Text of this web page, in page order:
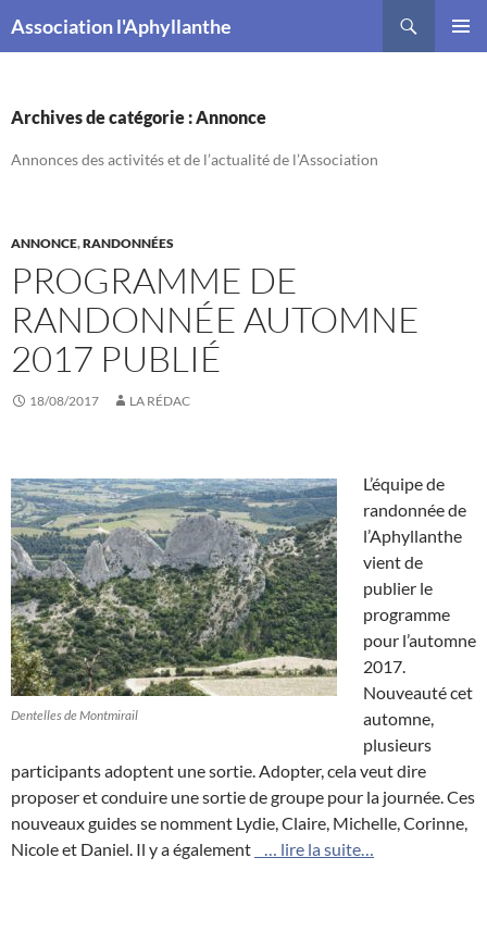
Association l'Aphyllanthe
Archives de catégorie : Annonce
Annonces des activités et de l’actualité de l’Association
ANNONCE,RANDONNÉES
PROGRAMME DE
RANDONNÉE AUTOMNE
2017 PUBLIÉ
18/08/2017 LA RÉDAC
Dentelles de Montmirail
L’équipe de
randonnée de
l’Aphyllanthe
vient de
publier le
programme
pour l’automne
2017.
Nouveauté cet
automne,
plusieurs
participants adoptent une sortie. Adopter, cela veut dire
proposer et conduire une sortie de groupe pour la journée. Ces
nouveaux guides se nomment Lydie, Claire, Michelle, Corinne,
Nicole et Daniel. Il y a également
… lire la suite…